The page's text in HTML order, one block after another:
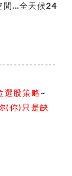
...全天候24
選股策略~
(你)只是缺